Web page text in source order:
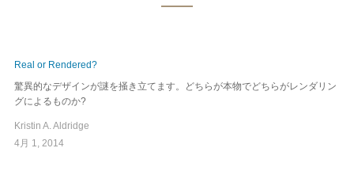
Real or Rendered?
驚異的なデザインが謎を掻き立てます。どちらが本物でどちらがレンダリン
グによるものか?
Kristin A. Aldridge
4月 1, 2014